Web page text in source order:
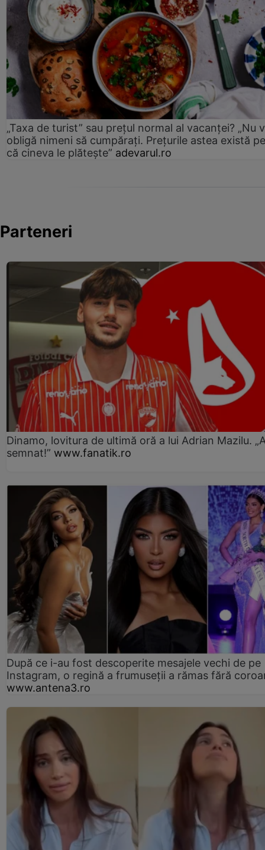
„Taxa de turist” sau prețul normal al vacanței? „Nu
obligă nimeni să cumpărați. Prețurile astea există
că cineva le plătește” adevarul.ro
Parteneri
Dinamo, lovitura de ultimă oră a lui Adrian Mazilu.
semnat!” www.fanatik.ro
După ce i-au fost descoperite mesajele vechi de pe
Instagram, o regină a frumuseții a rămas fără
www.antena3.ro